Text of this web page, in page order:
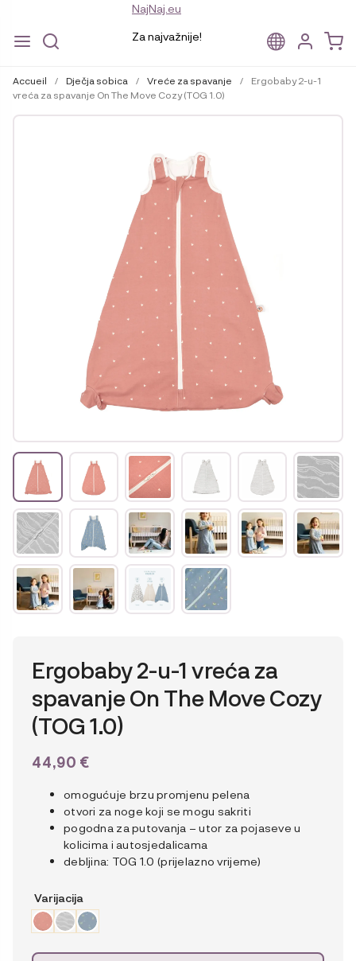
à
la
au
contenu
NajNaj.eu
Za najvažnije!
Accueil / Dječja sobica / Vreće za spavanje /
Ergobaby 2-u-1
vreća za spavanje On The Move Cozy (TOG 1.0)
Ergobaby 2-u-1 vreća za
spavanje On The Move Cozy
(TOG 1.0)
44,90 €
omogućuje brzu promjenu pelena
otvori za noge koji se mogu sakriti
pogodna za putovanja – utor za pojaseve u
kolicima i autosjedalicama
debljina: TOG 1.0 (prijelazno vrijeme)
Varijacija